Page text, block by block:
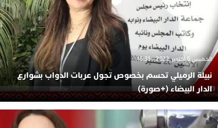
الخميس 6 أكتوبر 2022 - 15:31
نبيلة الرميلي تحسم بخصوص تجول عربات الدواب بشوارع
الدار البيضاء (+صورة)